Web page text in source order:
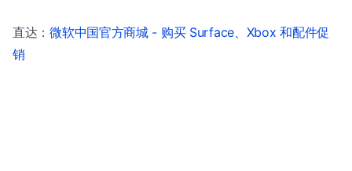
直达：微软中国官方商城 - 购买 Surface、Xbox 和配件促
销